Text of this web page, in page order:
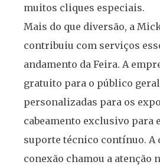
muitos cliques especiais.
Mais do que diversão, a
contribuiu com serviços
andamento da Feira. A
gratuito para o público
personalizadas para os
cabeamento exclusivo para
suporte técnico contínuo. A
conexão chamou a atenção